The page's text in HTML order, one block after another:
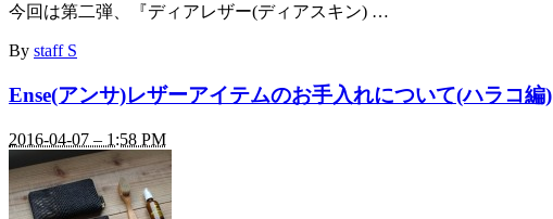
今回は第二弾、『ディアレザー(ディアスキン) …
By staff S
Ense(アンサ)レザーアイテムのお手入れについて(ハラコ編)
2016-04-07 – 1:58 PM